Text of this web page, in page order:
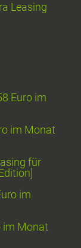
Leasing
Euro im
im Monat
für
im
im Monat